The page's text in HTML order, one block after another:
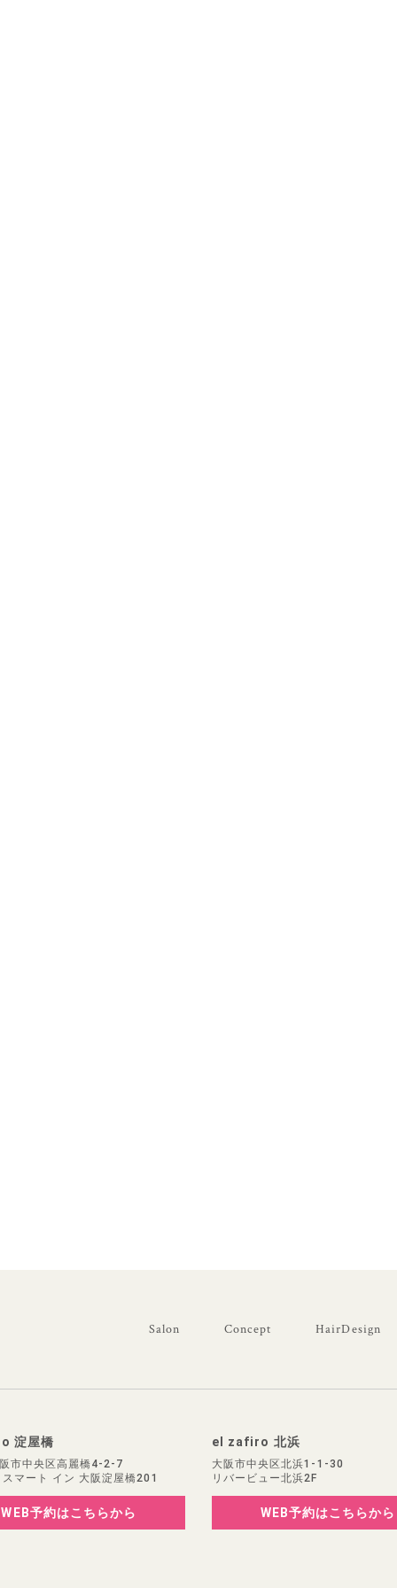
Salon Concept HairDesign
淀屋橋
市中央区高麗橋4-2-7
マート イン 大阪淀屋橋201
WEB予約はこちらから
el zafiro 北浜
大阪市中央区北浜1-1-30
リバービュー北浜2F
WEB予約はこちらから